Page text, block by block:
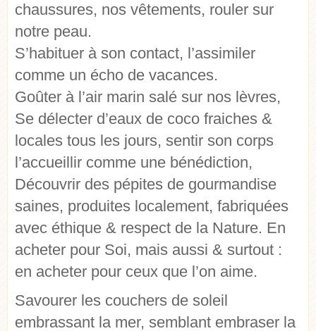
chaussures, nos vêtements, rouler sur
notre peau.
S’habituer à son contact, l’assimiler
comme un écho de vacances.
Goûter à l’air marin salé sur nos lèvres,
Se délecter d’eaux de coco fraiches &
locales tous les jours, sentir son corps
l’accueillir comme une bénédiction,
Découvrir des pépites de gourmandise
saines, produites localement, fabriquées
avec éthique & respect de la Nature. En
acheter pour Soi, mais aussi & surtout :
en acheter pour ceux que l’on aime.
Savourer les couchers de soleil
embrassant la mer, semblant embraser la